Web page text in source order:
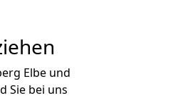
Elbe und
Sie bei uns